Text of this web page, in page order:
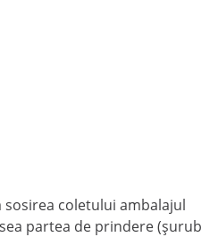
coletului ambalajul
partea de prindere (șurub